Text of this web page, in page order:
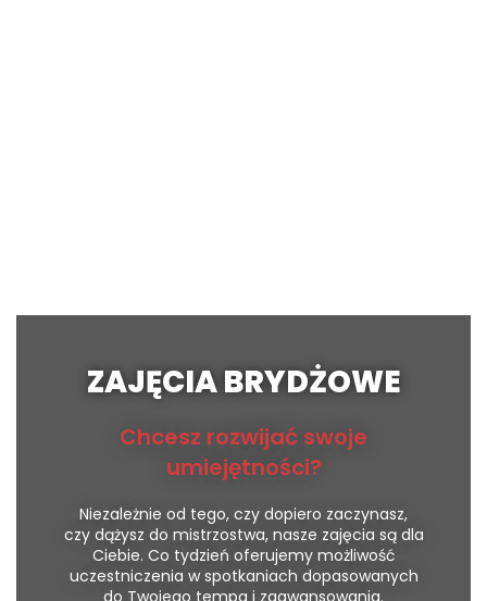
ZAJĘCIA BRYDŻOWE
Chcesz rozwijać swoje
umiejętności?
Niezależnie od tego, czy dopiero zaczynasz,
czy dążysz do mistrzostwa, nasze zajęcia są dla
Ciebie. Co tydzień oferujemy możliwość
uczestniczenia w spotkaniach dopasowanych
do Twojego tempa i zaawansowania.